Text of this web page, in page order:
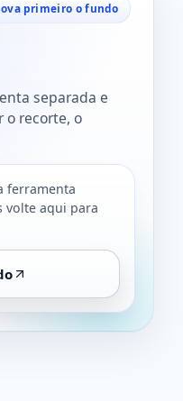
primeiro o fundo
separada e
o recorte, o
ferramenta
volte aqui para